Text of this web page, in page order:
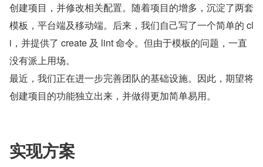
创建项目，并修改相关配置。随着项目的增多，沉淀了两套
模板，平台端及移动端。后来，我们自己写了一个简单的 cl
i，并提供了 create 及 lint 命令。但由于模板的问题，一直
没有派上用场。
最近，我们正在进一步完善团队的基础设施。因此，期望将
创建项目的功能独立出来，并做得更加简单易用。
实现方案